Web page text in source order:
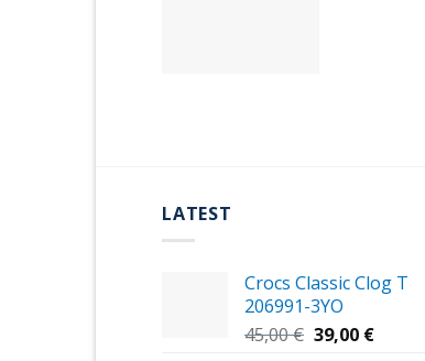
LATEST
Crocs Classic Clog T
206991-3YΟ
45,00€ Original
39,00 €Η